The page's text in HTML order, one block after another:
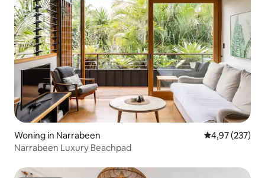
Woning in Narrabeen Gemiddelde
4,97 (237)
Narrabeen Luxury Beachpad